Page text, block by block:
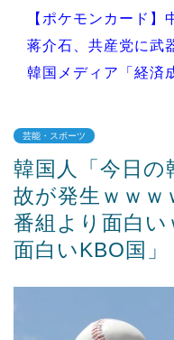
【ポケモンカード】
蒋介石、共産党に武
韓国メディア「経済
Powered by livedoor
芸能・スポーツ
韓国人「今日の
故が発生ｗｗ
番組より面白い
面白いKBO国」